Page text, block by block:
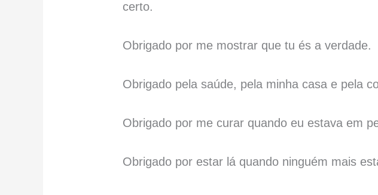
certo.
Obrigado por me mostrar que tu és a verdade.
Obrigado pela saúde, pela minha casa e pela
Obrigado por me curar quando eu estava em
Obrigado por estar lá quando ninguém mais